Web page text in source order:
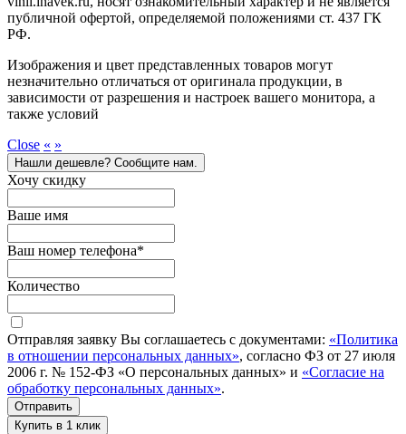
публичной офертой, определяемой положениями ст. 437 ГК
РФ.
Изображения и цвет представленных товаров могут
незначительно отличаться от оригинала продукции, в
зависимости от разрешения и настроек вашего монитора, а
также условий
Close « »
Нашли дешевле? Сообщите нам.
Хочу скидку
Ваше имя
Ваш номер телефона*
Количество
Отправляя заявку Вы соглашаетесь с документами: «Политика
в отношении персональных данных», согласно ФЗ от 27 июля
2006 г. № 152-ФЗ «О персональных данных» и «Согласие на
обработку персональных данных».
Отправить
Купить в 1 клик